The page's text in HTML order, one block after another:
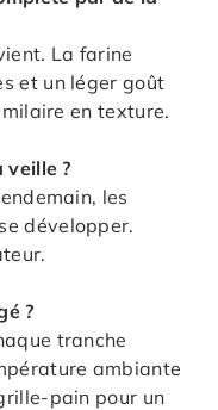
La farine
et un léger goût
en texture.
?
les
développer.
?
tranche
ambiante
pain pour un